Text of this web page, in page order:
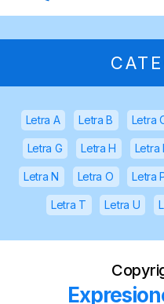
Letra A Letra B Letra
Letra G Letra H Letra I
Letra N Letra O Letra
Letra T Letra U